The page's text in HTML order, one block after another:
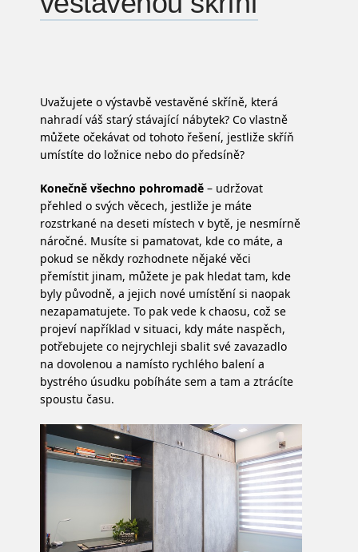
Uvažujete o výstavbě vestavěné skříně, která
nahradí váš starý stávající nábytek? Co vlastně
můžete očekávat od tohoto řešení, jestliže skříň
umístíte do ložnice nebo do předsíně?
Konečně všechno pohromadě – udržovat
přehled o svých věcech, jestliže je máte
rozstrkané na deseti místech v bytě, je nesmírně
náročné. Musíte si pamatovat, kde co máte, a
pokud se někdy rozhodnete nějaké věci
přemístit jinam, můžete je pak hledat tam, kde
byly původně, a jejich nové umístění si naopak
nezapamatujete. To pak vede k chaosu, což se
projeví například v situaci, kdy máte naspěch,
potřebujete co nejrychleji sbalit své zavazadlo
na dovolenou a namísto rychlého balení a
bystrého úsudku pobíháte sem a tam a ztrácíte
spoustu času.